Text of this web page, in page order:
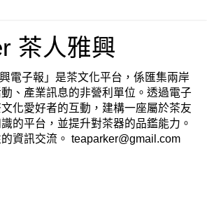
茶人雅興
電子報」是茶文化平台，係匯集兩岸
、產業訊息的非營利單位。透過電子
化愛好者的互動，建構一座屬於茶友
的平台，並提升對茶器的品鑑能力。
資訊交流。 teaparker@gmail.com